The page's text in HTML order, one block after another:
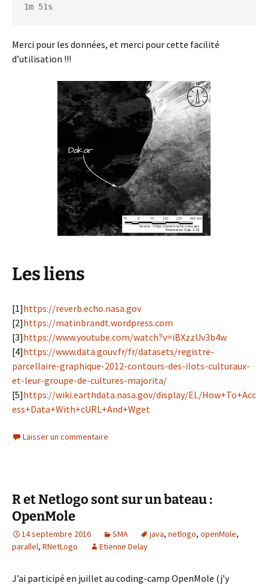
1m 51s
Merci pour les données, et merci pour cette facilité
d’utilisation !!!
Les liens
[1]https://reverb.echo.nasa.gov
[2]https://matinbrandt.wordpress.com
[3]https://www.youtube.com/watch?v=iBXzzUv3b4w
[4]https://www.data.gouv.fr/fr/datasets/registre-
parcellaire-graphique-2012-contours-des-ilots-culturaux-
et-leur-groupe-de-cultures-majorita/
[5]https://wiki.earthdata.nasa.gov/display/EL/How+To+Acc
ess+Data+With+cURL+And+Wget
Laisser un commentaire
R et Netlogo sont sur un bateau :
OpenMole
14 septembre 2016 SMA java, netlogo, openMole,
parallel, RNetLogo Etienne Delay
J’ai participé en juillet au coding-camp OpenMole (j’y